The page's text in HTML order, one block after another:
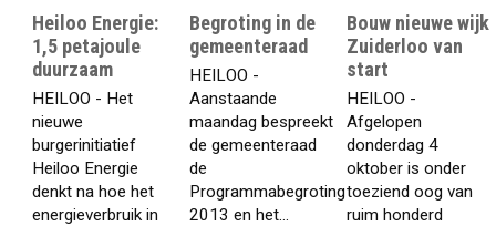
Heiloo Energie:
1,5 petajoule
duurzaam
HEILOO - Het
nieuwe
burgerinitiatief
Heiloo Energie
denkt na hoe het
energieverbruik in
Begroting in de
gemeenteraad
HEILOO -
Aanstaande
maandag bespreekt
de gemeenteraad
de
Programmabegroting
2013 en het...
Bouw nieuwe wijk
Zuiderloo van
start
HEILOO -
Afgelopen
donderdag 4
oktober is onder
toeziend oog van
ruim honderd